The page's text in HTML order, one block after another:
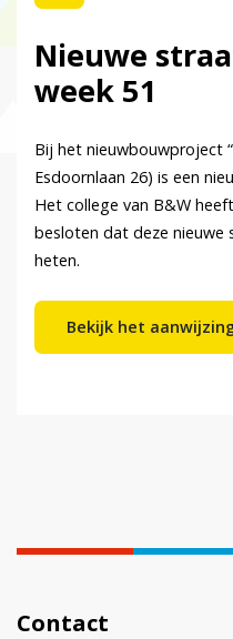
Nieuwe
week 51
Bij het nieuwbouwproject
Esdoornlaan 26) is een
Het college van B&W
besloten dat deze
heten.
Bekijk het
Contact